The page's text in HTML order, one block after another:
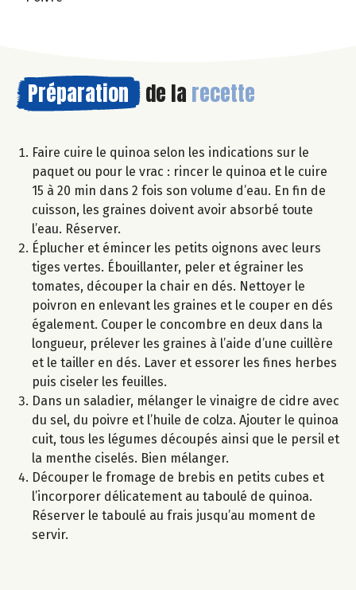
Préparation de la recette
Faire cuire le quinoa selon les indications sur le
paquet ou pour le vrac : rincer le quinoa et le cuire
15 à 20 min dans 2 fois son volume d’eau. En fin de
cuisson, les graines doivent avoir absorbé toute
l’eau. Réserver.
Éplucher et émincer les petits oignons avec leurs
tiges vertes. Ébouillanter, peler et égrainer les
tomates, découper la chair en dés. Nettoyer le
poivron en enlevant les graines et le couper en dés
également. Couper le concombre en deux dans la
longueur, prélever les graines à l’aide d’une cuillère
et le tailler en dés. Laver et essorer les fines herbes
puis ciseler les feuilles.
Dans un saladier, mélanger le vinaigre de cidre avec
du sel, du poivre et l’huile de colza. Ajouter le quinoa
cuit, tous les légumes découpés ainsi que le persil et
la menthe ciselés. Bien mélanger.
Découper le fromage de brebis en petits cubes et
l’incorporer délicatement au taboulé de quinoa.
Réserver le taboulé au frais jusqu’au moment de
servir.